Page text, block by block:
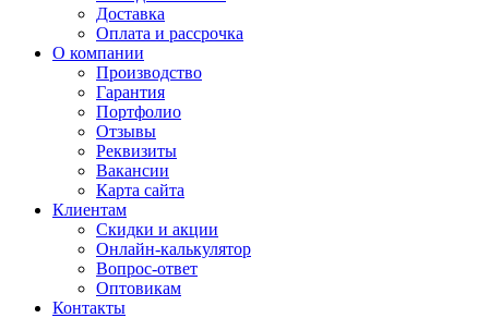
Доставка
Оплата и рассрочка
О компании
Производство
Гарантия
Портфолио
Отзывы
Реквизиты
Вакансии
Карта сайта
Клиентам
Скидки и акции
Онлайн-калькулятор
Вопрос-ответ
Оптовикам
Контакты